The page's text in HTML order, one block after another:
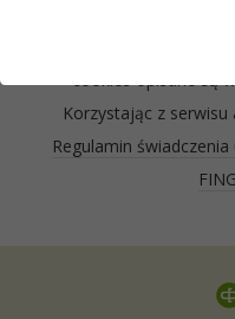
cookies. Zasady
sposobie
Korzystając z
Regulamin